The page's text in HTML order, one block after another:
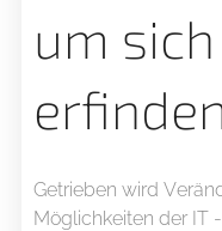
um
Getrieben wird
Möglichkeiten der IT